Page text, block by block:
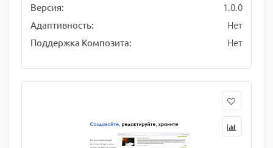
Версия: 1.0.0
Адаптивность: Нет
Поддержка Композита: Нет